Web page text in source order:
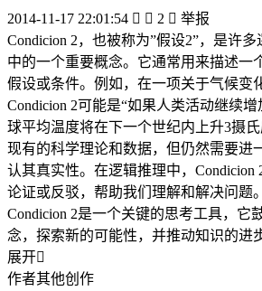
2014-11-17 22:01:54   2  举报
Condicion 2，也被称为”假设2”，是许
中的一个重要概念。它通常用来描述一
假设或条件。例如，在一项关于气候变
Condicion 2可能是“如果人类活动继续
球平均温度将在下一个世纪内上升3摄
现有的科学理论和数据，但仍然需要进
认其真实性。在逻辑推理中，Condicion
论证或反驳，帮助我们理解和解决问题
Condicion 2是一个关键的思考工具，它
念，探索新的可能性，并推动知识的进
展开
作者其他创作